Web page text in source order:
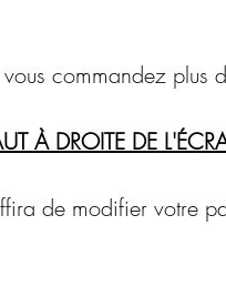
commandez plus
À DROITE DE
de modifier votre